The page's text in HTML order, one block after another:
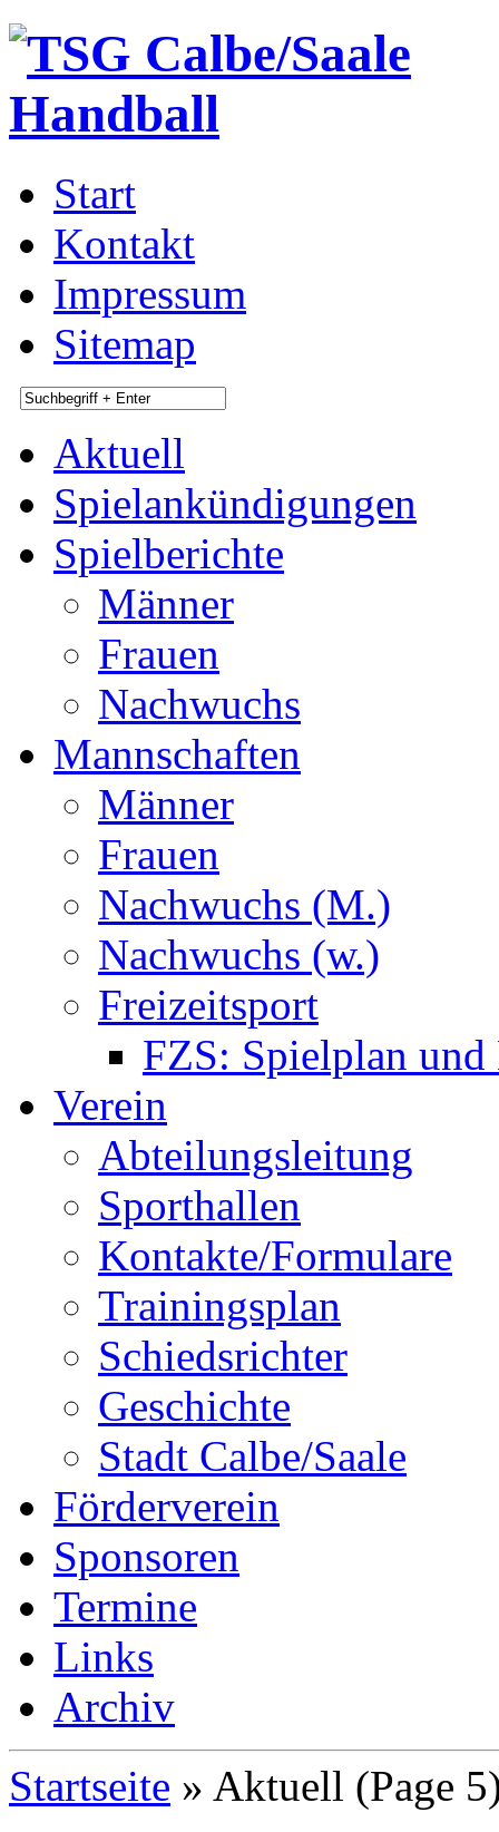
Start
Kontakt
Impressum
Sitemap
Aktuell
Spielankündigungen
Spielberichte
Männer
Frauen
Nachwuchs
Mannschaften
Männer
Frauen
Nachwuchs (M.)
Nachwuchs (w.)
Freizeitsport
FZS: Spielplan und
Verein
Abteilungsleitung
Sporthallen
Kontakte/Formulare
Trainingsplan
Schiedsrichter
Geschichte
Stadt Calbe/Saale
Förderverein
Sponsoren
Termine
Links
Archiv
Startseite » Aktuell (Page